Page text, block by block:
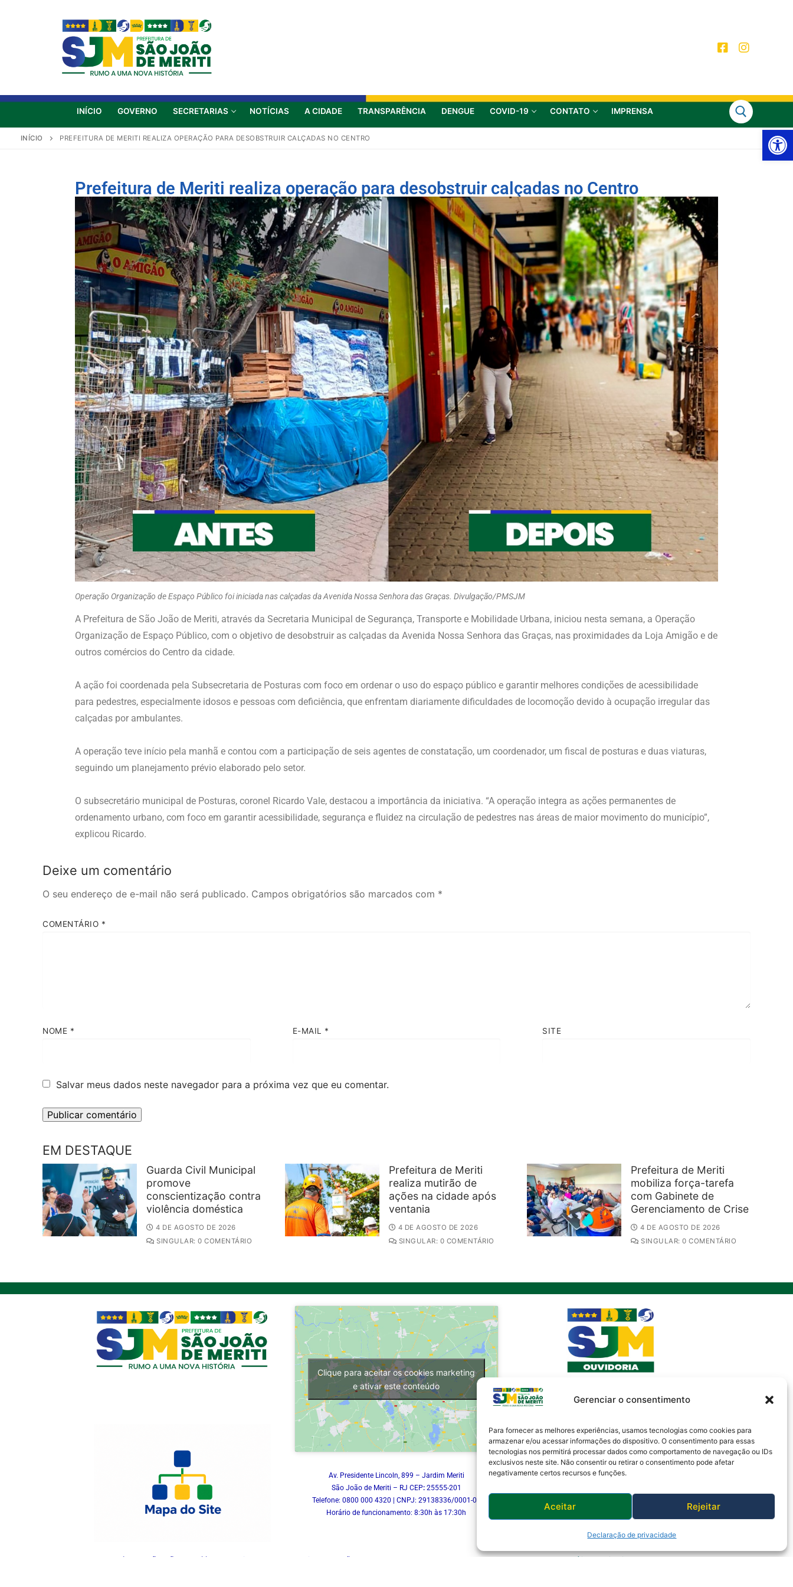
Gerenciar o consentimento
Para fornecer as melhores experiências, usamos tecnologias como cookies para
armazenar e/ou acessar informações do dispositivo. O consentimento para essas
tecnologias nos permitirá processar dados como comportamento de navegação ou IDs
exclusivos neste site. Não consentir ou retirar o consentimento pode afetar
negativamente certos recursos e funções.
Aceitar Rejeitar
Declaração de privacidade
INÍCIO GOVERNO SECRETARIAS NOTÍCIAS A CIDADE TRANSPARÊNCIA DENGUE COVID-19 CONTATO IMPRENSA
INÍCIO PREFEITURA DE MERITI REALIZA OPERAÇÃO PARA DESOBSTRUIR CALÇADAS NO CENTRO
Prefeitura de Meriti realiza operação para desobstruir calçadas no Centro
Operação Organização de Espaço Público foi iniciada nas calçadas da Avenida Nossa Senhora das Graças. Divulgação/PMSJM
A Prefeitura de São João de Meriti, através da Secretaria Municipal de Segurança, Transporte e Mobilidade Urbana, iniciou nesta semana, a Operação
Organização de Espaço Público, com o objetivo de desobstruir as calçadas da Avenida Nossa Senhora das Graças, nas proximidades da Loja Amigão e de
outros comércios do Centro da cidade.
A ação foi coordenada pela Subsecretaria de Posturas com foco em ordenar o uso do espaço público e garantir melhores condições de acessibilidade
para pedestres, especialmente idosos e pessoas com deficiência, que enfrentam diariamente dificuldades de locomoção devido à ocupação irregular das
calçadas por ambulantes.
A operação teve início pela manhã e contou com a participação de seis agentes de constatação, um coordenador, um fiscal de posturas e duas viaturas,
seguindo um planejamento prévio elaborado pelo setor.
O subsecretário municipal de Posturas, coronel Ricardo Vale, destacou a importância da iniciativa. “A operação integra as ações permanentes de
ordenamento urbano, com foco em garantir acessibilidade, segurança e fluidez na circulação de pedestres nas áreas de maior movimento do município”,
explicou Ricardo.
Deixe um comentário
O seu endereço de e-mail não será publicado. Campos obrigatórios são marcados com *
COMENTÁRIO *
NOME * E-MAIL * SITE
Salvar meus dados neste navegador para a próxima vez que eu comentar.
EM DESTAQUE
Guarda Civil Municipal
promove
conscientização contra
violência doméstica
4 DE AGOSTO DE 2026
SINGULAR: 0 COMENTÁRIO
Prefeitura de Meriti
realiza mutirão de
ações na cidade após
ventania
4 DE AGOSTO DE 2026
SINGULAR: 0 COMENTÁRIO
Prefeitura de Meriti
mobiliza força-tarefa
com Gabinete de
Gerenciamento de Crise
4 DE AGOSTO DE 2026
SINGULAR: 0 COMENTÁRIO
Clique para aceitar os cookies marketing
e ativar este conteúdo
Av. Presidente Lincoln, 899 – Jardim Meriti
São João de Meriti – RJ CEP:25555-201
Telefone: 0800 000 4320 | CNPJ: 29138336/0001-05
Horário de funcionamento: 8:30h às 17:30h